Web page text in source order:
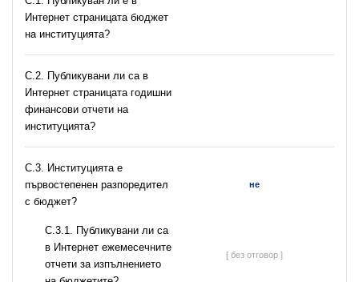
Интернет страницата бюджет
на институцията?
C.2. Публикувани ли са в
Интернет страницата годишни
финансови отчети на
институцията?
C.3. Институцията е
първостепенен разпоредител
с бюджет?
не
С.3.1. Публикувани ли са
в Интернет ежемесечните
отчети за изпълнението
[ без отговор ]